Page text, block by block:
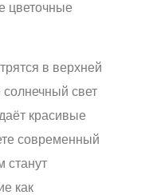
цветочные
в верхней
солнечный свет
красивые
современный
станут
как